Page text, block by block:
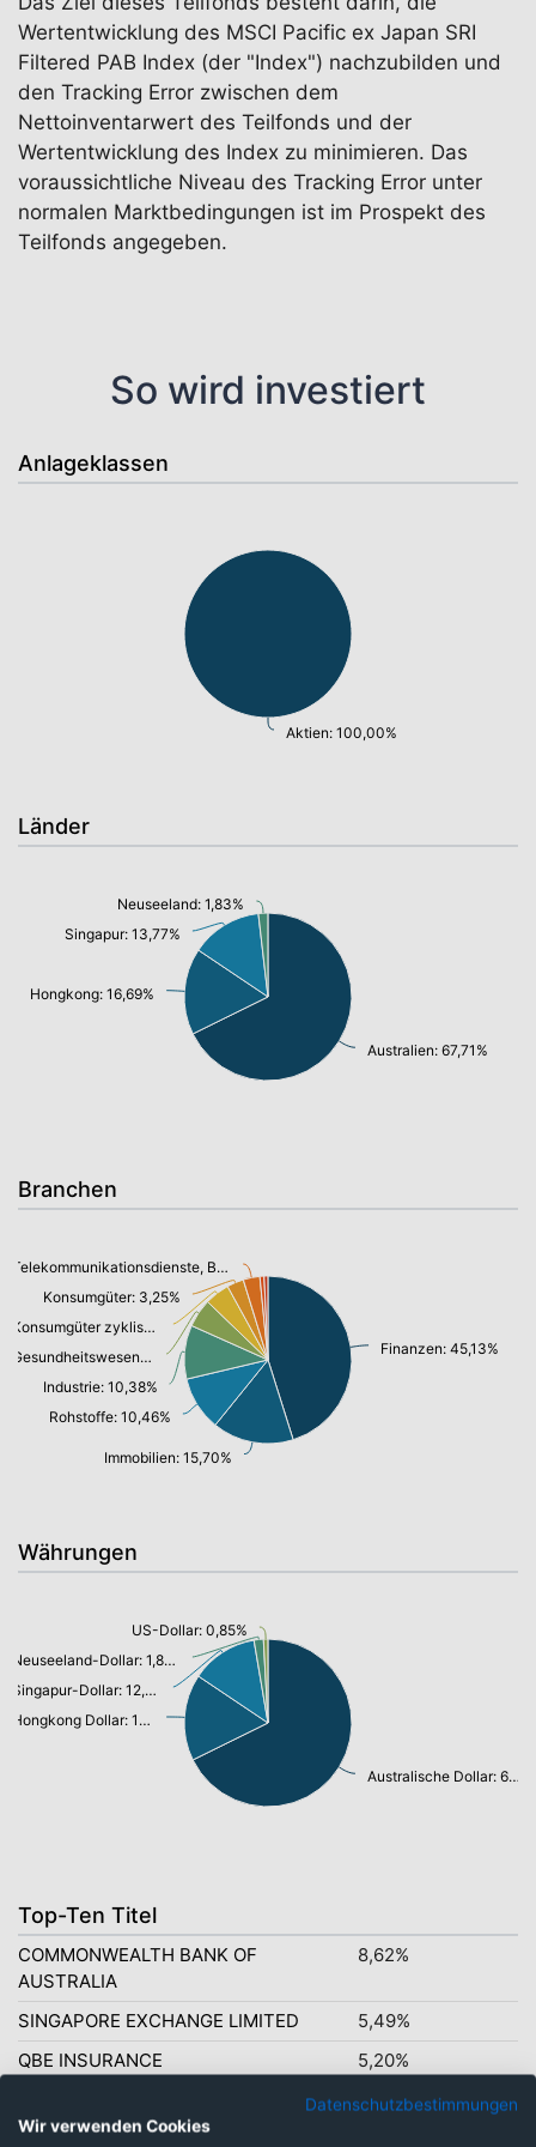
Wertentwicklung des MSCI Pacific ex Japan SRI
Filtered PAB Index (der "Index") nachzubilden und
den Tracking Error zwischen dem
Nettoinventarwert des Teilfonds und der
Wertentwicklung des Index zu minimieren. Das
voraussichtliche Niveau des Tracking Error unter
normalen Marktbedingungen ist im Prospekt des
Teilfonds angegeben.
So wird investiert
Anlageklassen
Aktien: 100,00%
Länder
Australien: 67,71%
Hongkong: 16,69%
Singapur: 13,77%
Neuseeland: 1,83%
Branchen
Finanzen: 45,13%
Immobilien: 15,70%
Rohstoffe: 10,46%
Industrie: 10,38%
Gesundheitswesen: 5,50%
Konsumgüter zyklisch: 4,80%
Konsumgüter: 3,25%
Telekommunikationsdienste, Breitband Internet: 3,21%
Währungen
Australische Dollar: 67,71%
Hongkong Dollar: 16,69%
Singapur-Dollar: 12,92%
Neuseeland-Dollar: 1,83%
US-Dollar: 0,85%
Top-Ten Titel
COMMONWEALTH BANK OF
AUSTRALIA
8,62%
SINGAPORE EXCHANGE LIMITED
5,49%
QBE INSURANCE
5,20%
5,13%
SUNCORP GROUP LTD
Datenschutzbestimmungen
Wir verwenden Cookies